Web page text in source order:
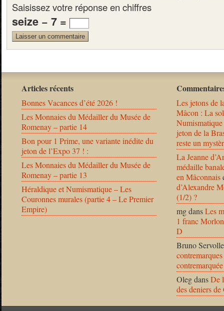
Saisissez votre réponse en chiffres
seize − 7 =
Articles récents
Bonnes Vacances d’été 2026 !
Les Monnaies du Médailler du Musée de
Romenay – partie 14
Bon pour 1 Prime, une variante inédite du
jeton de l’Expo 37 ! :
Les Monnaies du Médailler du Musée de
Romenay – partie 13
Héraldique et Numismatique – Les
Couronnes murales (partie 4 – Le Premier
Empire)
Les jetons de
Mâcon : La
jeton de la
reste un
La Jeanne
médaille
en Mâconnais
d’Alexandre
(1/2) ?
mgdansLes
1 franc
D
Bruno Servolle
OlegdansDe
des deniers